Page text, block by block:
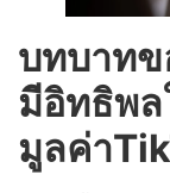
บทบาทข
มีอิทธิพ
มูลค่า